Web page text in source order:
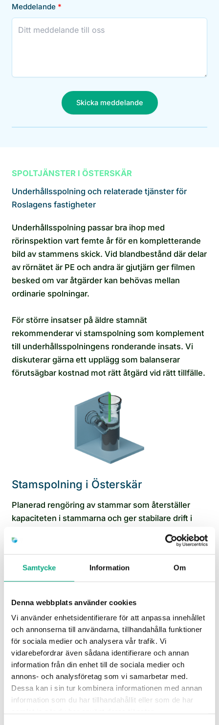
Samtycke Information Om
Denna webbplats använder cookies
Vi använder enhetsidentifierare för att anpassa innehållet
och annonserna till användarna, tillhandahålla funktioner
för sociala medier och analysera vår trafik. Vi
vidarebefordrar även sådana identifierare och annan
information från din enhet till de sociala medier och
annons- och analysföretag som vi samarbetar med.
Dessa kan i sin tur kombinera informationen med annan
information som du har tillhandahållit eller som de har
Meddelande
Skicka meddelande
SPOLTJÄNSTER I ÖSTERSKÄR
Underhållsspolning och relaterade tjänster för
Roslagens fastigheter
Underhållsspolning passar bra ihop med
rörinspektion vart femte år för en kompletterande
bild av stammens skick. Vid blandbestånd där delar
av rörnätet är PE och andra är gjutjärn ger filmen
besked om var åtgärder kan behövas mellan
ordinarie spolningar.
För större insatser på äldre stamnät
rekommenderar vi stamspolning som komplement
till underhållsspolningens ronderande insats. Vi
diskuterar gärna ett upplägg som balanserar
förutsägbar kostnad mot rätt åtgärd vid rätt tillfälle.
Stamspolning i Österskär
Planerad rengöring av stammar som återställer
kapaciteten i stammarna och ger stabilare drift i
Stamspolning i Österskär
Avloppsspolning i Österskär